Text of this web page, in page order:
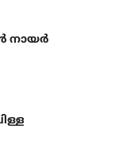
നായര്‍